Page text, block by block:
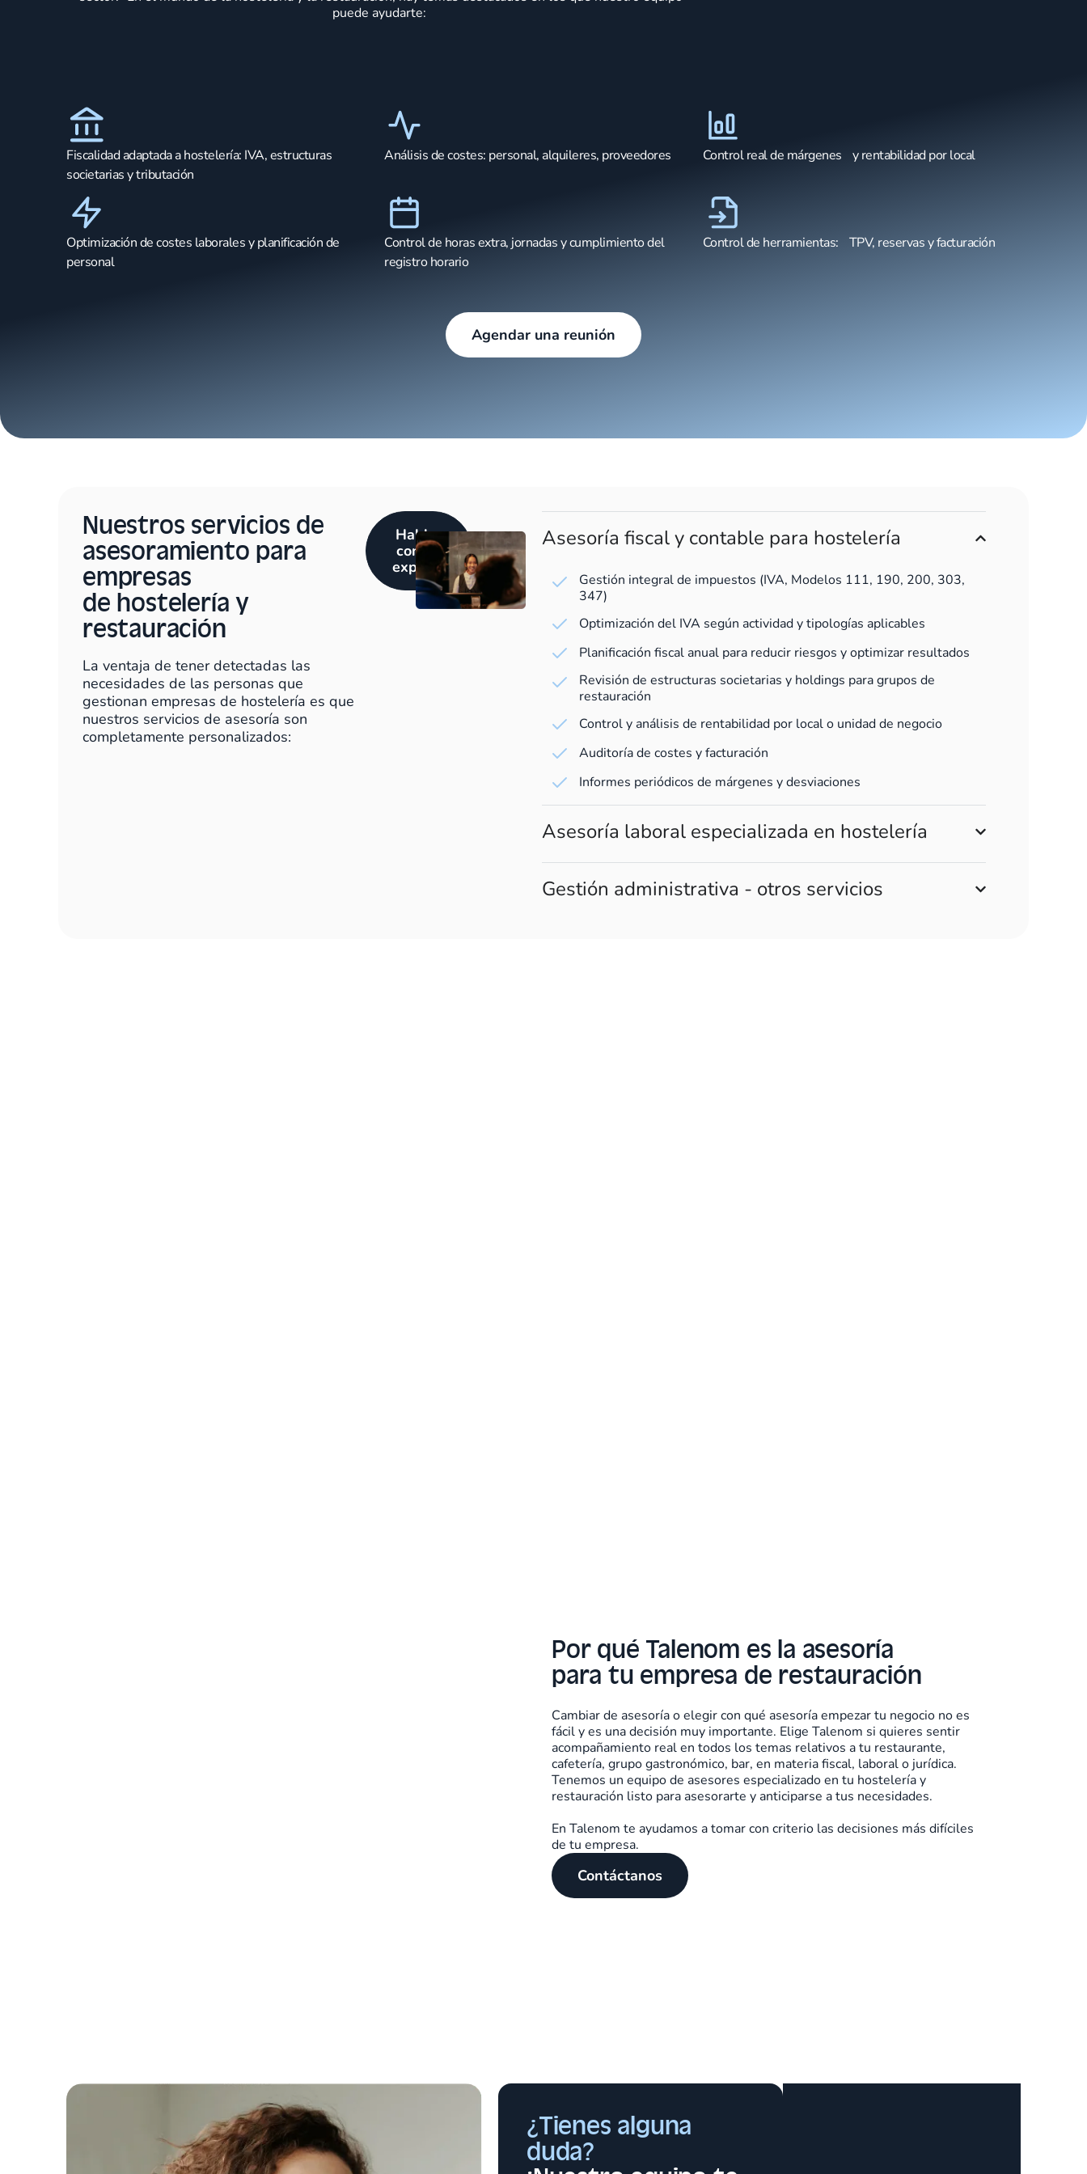
puede ayudarte:
Fiscalidad adaptada a hostelería: IVA, estructuras
societarias y tributación
Análisis de costes: personal, alquileres, proveedores Control real de márgenes y rentabilidad por local
Optimización de costes laborales y planificación de
personal
Control de horas extra, jornadas y cumplimiento del
registro horario
Control de herramientas: TPV, reservas y facturación
Agendar una reunión
Nuestros servicios de
asesoramiento para
empresas
de hostelería y
restauración
La ventaja de tener detectadas las
necesidades de las personas que
gestionan empresas de hostelería es que
nuestros servicios de asesoría son
completamente personalizados:
Hablar
con un
experto
Asesoría fiscal y contable para hostelería
Gestión integral de impuestos (IVA, Modelos 111, 190, 200, 303,
347)
Optimización del IVA según actividad y tipologías aplicables
Planificación fiscal anual para reducir riesgos y optimizar resultados
Revisión de estructuras societarias y holdings para grupos de
restauración
Control y análisis de rentabilidad por local o unidad de negocio
Auditoría de costes y facturación
Informes periódicos de márgenes y desviaciones
Asesoría laboral especializada en hostelería
Gestión administrativa - otros servicios
Por qué Talenom es la asesoría
para tu empresa de restauración
Cambiar de asesoría o elegir con qué asesoría empezar tu negocio no es
fácil y es una decisión muy importante. Elige Talenom si quieres sentir
acompañamiento real en todos los temas relativos a tu restaurante,
cafetería, grupo gastronómico, bar, en materia fiscal, laboral o jurídica.
Tenemos un equipo de asesores especializado en tu hostelería y
restauración listo para asesorarte y anticiparse a tus necesidades.
En Talenom te ayudamos a tomar con criterio las decisiones más difíciles
de tu empresa.
Contáctanos
¿Tienes alguna
duda?